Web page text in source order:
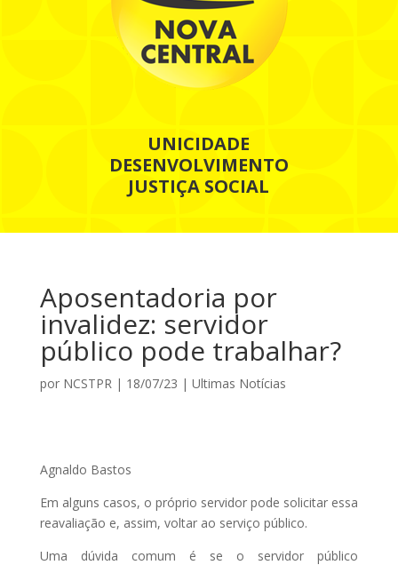
UNICIDADE
DESENVOLVIMENTO
JUSTIÇA SOCIAL
Aposentadoria por
invalidez: servidor
público pode trabalhar?
por NCSTPR| 18/07/23 | Ultimas Notícias
Agnaldo Bastos
Em alguns casos, o próprio servidor pode solicitar essa
reavaliação e, assim, voltar ao serviço público.
Uma dúvida comum é se o servidor público